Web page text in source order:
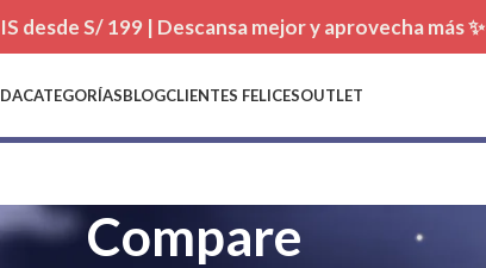
desde S/ 199 | Descansa mejor y aprovecha más ✨
CATEGORÍASBLOGCLIENTES FELICESOUTLET
Compare